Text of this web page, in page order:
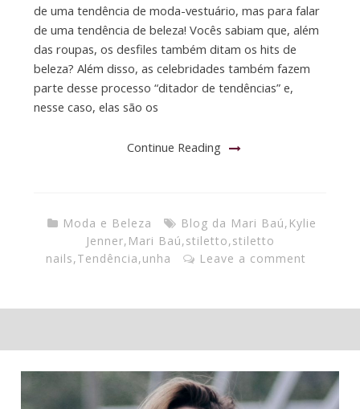
de uma tendência de moda-vestuário, mas para falar
de uma tendência de beleza! Vocês sabiam que, além
das roupas, os desfiles também ditam os hits de
beleza? Além disso, as celebridades também fazem
parte desse processo “ditador de tendências” e,
nesse caso, elas são os
Continue Reading
Moda e Beleza Blog da Mari Baú, Kylie
Jenner, Mari Baú,stiletto,stiletto
nails,Tendência,unha Leave a comment